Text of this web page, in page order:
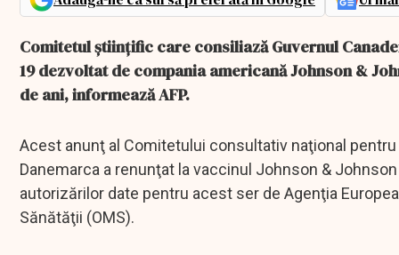
Comitetul ştiinţific care consiliază Guvernul
19 dezvoltat de compania americană Johnson &
de ani, informează AFP.
Acest anunţ al Comitetului consultativ naţional
Danemarca a renunţat la vaccinul Johnson &
autorizărilor date pentru acest ser de Agenţia
Sănătăţii (OMS).